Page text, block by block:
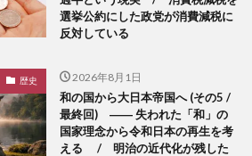
選挙公約にした政党が消費減税に
反対している
歴史 2026年8月1日
和の国から大日本帝国へ (その5 /
最終回) ―― 失われた「和」の
国家理念から令和日本の再生を考
える / 明治の近代化が残した